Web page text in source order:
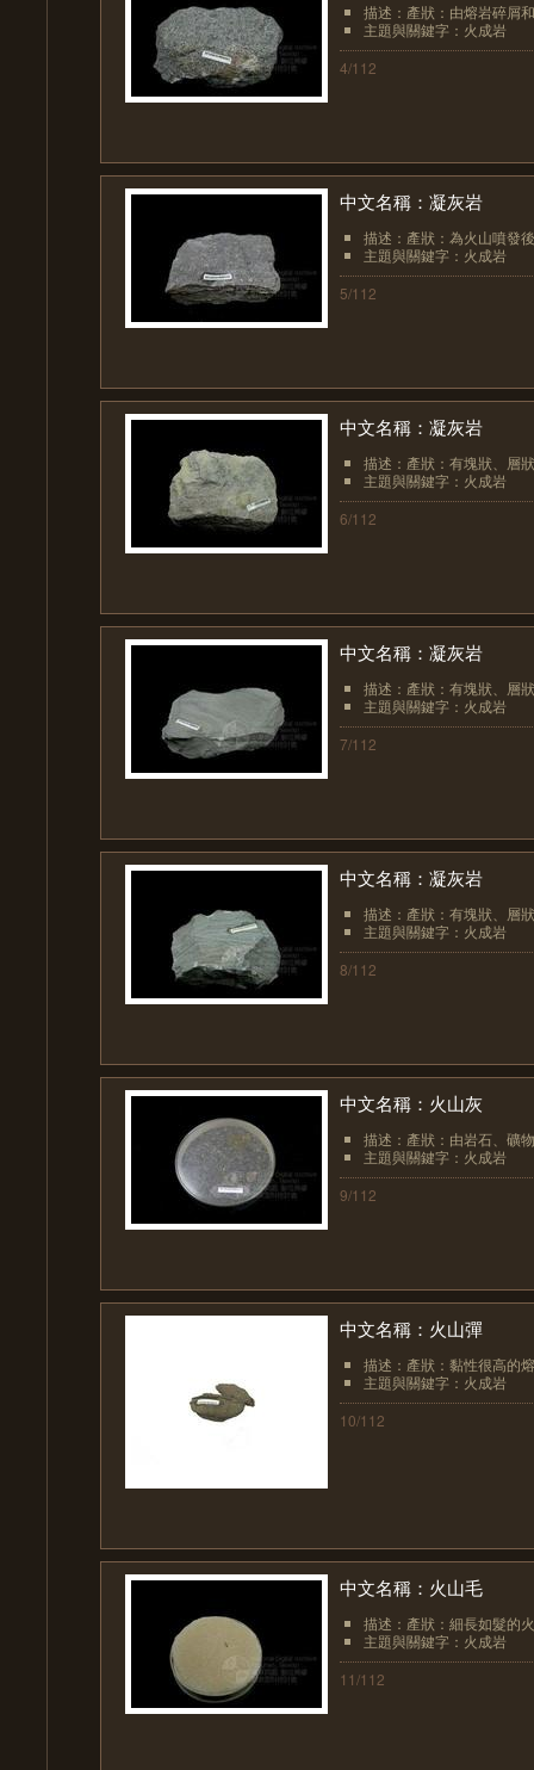
描述：產狀：由熔岩碎屑
主題與關鍵字：火成岩
4/112
中文名稱：凝灰岩
描述：產狀：為火山噴發
主題與關鍵字：火成岩
5/112
中文名稱：凝灰岩
描述：產狀：有塊狀、層
主題與關鍵字：火成岩
6/112
中文名稱：凝灰岩
描述：產狀：有塊狀、層
主題與關鍵字：火成岩
7/112
中文名稱：凝灰岩
描述：產狀：有塊狀、層
主題與關鍵字：火成岩
8/112
中文名稱：火山灰
描述：產狀：由岩石、礦
主題與關鍵字：火成岩
9/112
中文名稱：火山彈
描述：產狀：黏性很高的
主題與關鍵字：火成岩
10/112
中文名稱：火山毛
描述：產狀：細長如髮的
主題與關鍵字：火成岩
11/112